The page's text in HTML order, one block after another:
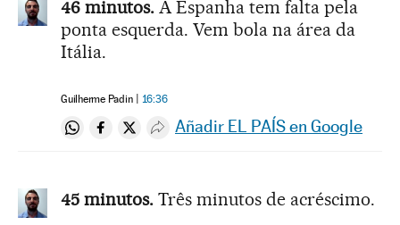
46 minutos. A Espanha tem falta pela
ponta esquerda. Vem bola na área da
Itália.
Guilherme Padin 16:36
Compartir en Whatsapp
Compartir en Facebook
Compartir en Twitter
Desplegar Redes Sociales
Añadir EL PAÍS en Google
45 minutos. Três minutos de acréscimo.